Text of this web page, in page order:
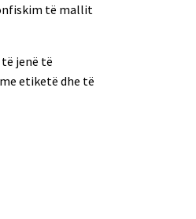
të mallit
jenë të
etiketë dhe të